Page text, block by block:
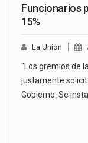
Funcionarios
15%
La Unión
"Los gremios de
justamente
Gobierno. Se